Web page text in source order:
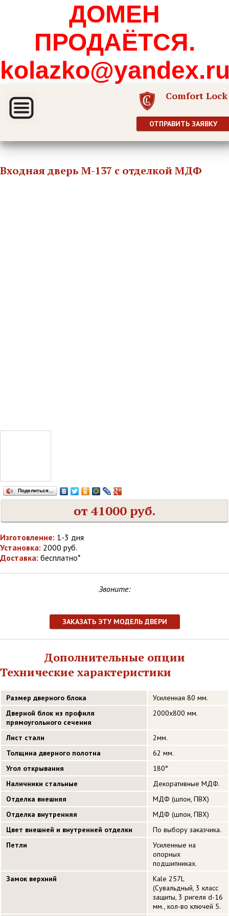
ДОМЕН
ПРОДАЁТСЯ.
Comfort Lock
ОТПРАВИТЬ ЗАЯВКУ
Входная дверь М-137 с отделкой МДФ
Поделиться…
от 41000 руб.
Изготовление: 1-3 дня
Установка: 2000 руб.
Доставка: бесплатно*
Звоните:
ЗАКАЗАТЬ ЭТУ МОДЕЛЬ ДВЕРИ
Дополнительные опции
Технические характеристики
Размер дверного блока
Усиленная 80 мм.
Дверной блок из профиля
прямоугольного сечения
2000х800 мм.
Лист стали
2мм.
Толщина дверного полотна
62 мм.
Угол открывания
180°
Наличники стальные
Декоративные МДФ.
Отделка внешняя
МДФ (шпон, ПВХ)
Отделка внутренняя
МДФ (шпон, ПВХ)
Цвет внешней и внутренней отделки
По выбору заказчика.
Петли
Усиленные на
опорных
подшипниках.
Замок верхний
Kale 257L
(Сувальдный, 3 класс
защиты, 3 ригеля d-16
мм., кол-во ключей 5.